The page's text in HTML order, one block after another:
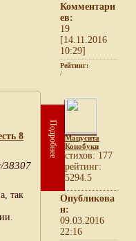
Комментари
ев:
19
[14.11.2016
10:29]
Рейтинг:
/
8
38307
так
Подробнее
Мацусита
Конобуки
cтихов: 177
рейтинг:
5294.5
Опубликова
н:
09.03.2016
22:16